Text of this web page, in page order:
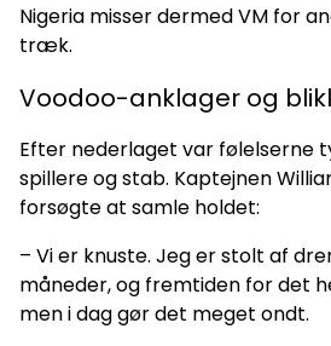
Nigeria misser dermed VM for
træk.
Voodoo-anklager og
Efter nederlaget var følelserne
spillere og stab. Kaptejnen
forsøgte at samle holdet:
– Vi er knuste. Jeg er stolt af
måneder, og fremtiden for det
men i dag gør det meget ondt.